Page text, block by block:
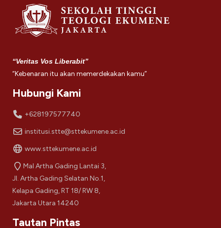
“Veritas Vos Liberabit”
“Kebenaran itu akan memerdekakan kamu”
Hubungi Kami
+628197577740
institusi.stte@sttekumene.ac.id
www.sttekumene.ac.id
Mal Artha Gading Lantai 3,
Jl. Artha Gading Selatan No.1,
Kelapa Gading, RT 18/ RW 8,
Jakarta Utara 14240
Tautan Pintas